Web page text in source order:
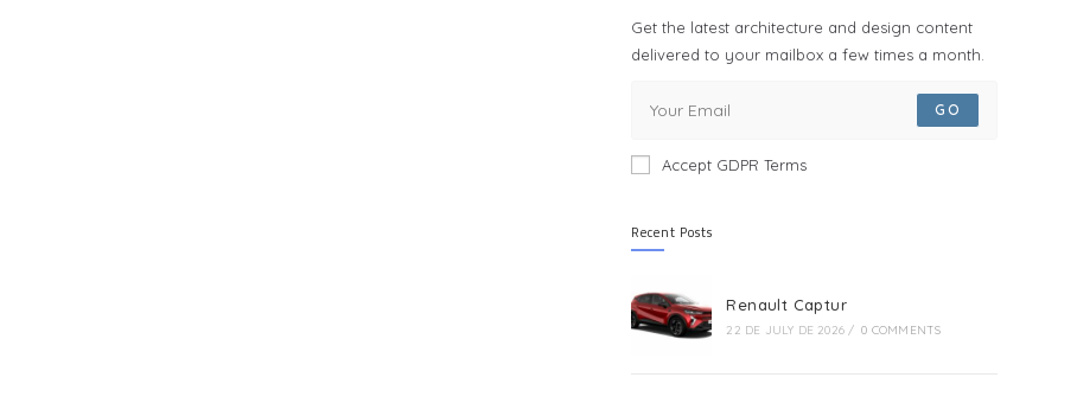
Get the latest architecture and design content
delivered to your mailbox a few times a month.
GO
Accept GDPR Terms
Recent Posts
Renault Captur
22 DE JULY DE 2026 / 0 COMMENTS